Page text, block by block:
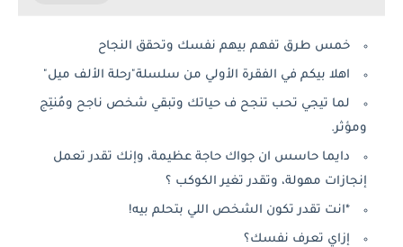
خمس طرق تفهم بيهم نفسك وتحقق النجاح
اهلا بيكم في الفقرة الأولي من سلسلة"رحلة الألف ميل"
لما تيجي تحب تنجح ف حياتك وتبقي شخص ناجح ومُنتِج
ومؤثر.
دايما حاسس ان جواك حاجة عظيمة، وإنك تقدر تعمل
إنجازات مهولة، وتقدر تغير الكوكب ؟
*انت تقدر تكون الشخص اللي بتحلم بيه!
إزاي تعرف نفسك؟